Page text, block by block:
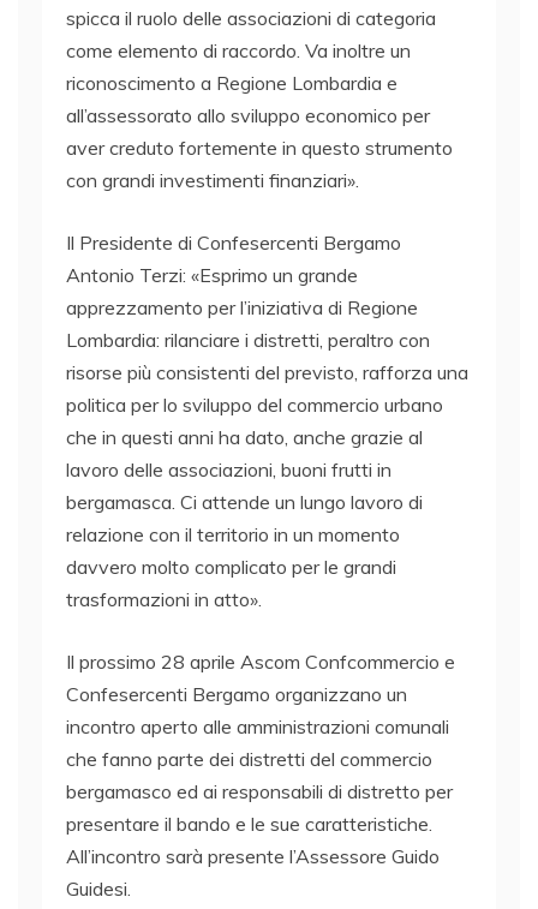
spicca il ruolo delle associazioni di categoria
come elemento di raccordo. Va inoltre un
riconoscimento a Regione Lombardia e
all’assessorato allo sviluppo economico per
aver creduto fortemente in questo strumento
con grandi investimenti finanziari».
Il Presidente di Confesercenti Bergamo
Antonio Terzi: «Esprimo un grande
apprezzamento per l’iniziativa di Regione
Lombardia: rilanciare i distretti, peraltro con
risorse più consistenti del previsto, rafforza una
politica per lo sviluppo del commercio urbano
che in questi anni ha dato, anche grazie al
lavoro delle associazioni, buoni frutti in
bergamasca. Ci attende un lungo lavoro di
relazione con il territorio in un momento
davvero molto complicato per le grandi
trasformazioni in atto».
Il prossimo 28 aprile Ascom Confcommercio e
Confesercenti Bergamo organizzano un
incontro aperto alle amministrazioni comunali
che fanno parte dei distretti del commercio
bergamasco ed ai responsabili di distretto per
presentare il bando e le sue caratteristiche.
All’incontro sarà presente l’Assessore Guido
Guidesi.